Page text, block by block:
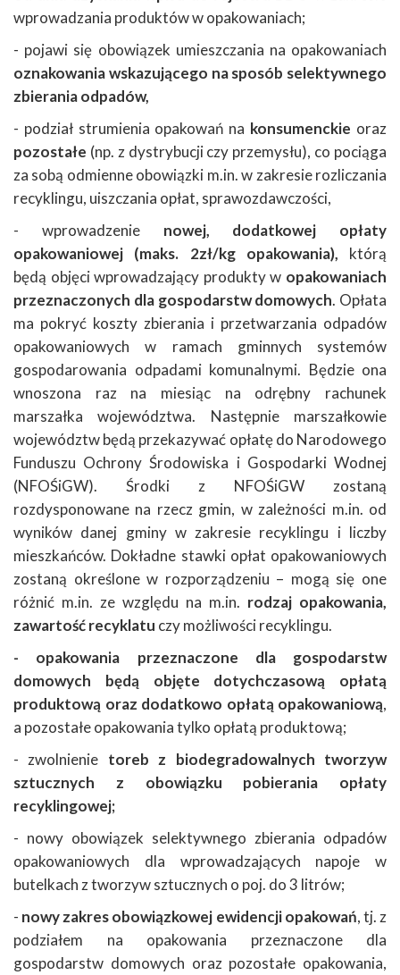
wprowadzania produktów w opakowaniach;
- pojawi się obowiązek umieszczania na opakowaniach
oznakowania wskazującego na sposób selektywnego
zbierania odpadów,
- podział strumienia opakowań na konsumenckie oraz
pozostałe (np. z dystrybucji czy przemysłu), co pociąga
za sobą odmienne obowiązki m.in. w zakresie rozliczania
recyklingu, uiszczania opłat, sprawozdawczości,
- wprowadzenie nowej, dodatkowej opłaty
opakowaniowej (maks. 2zł/kg opakowania), którą
będą objęci wprowadzający produkty w opakowaniach
przeznaczonych dla gospodarstw domowych. Opłata
ma pokryć koszty zbierania i przetwarzania odpadów
opakowaniowych w ramach gminnych systemów
gospodarowania odpadami komunalnymi. Będzie ona
wnoszona raz na miesiąc na odrębny rachunek
marszałka województwa. Następnie marszałkowie
województw będą przekazywać opłatę do Narodowego
Funduszu Ochrony Środowiska i Gospodarki Wodnej
(NFOŚiGW). Środki z NFOŚiGW zostaną
rozdysponowane na rzecz gmin, w zależności m.in. od
wyników danej gminy w zakresie recyklingu i liczby
mieszkańców. Dokładne stawki opłat opakowaniowych
zostaną określone w rozporządzeniu – mogą się one
różnić m.in. ze względu na m.in. rodzaj opakowania,
zawartość recyklatu czy możliwości recyklingu.
- opakowania przeznaczone dla gospodarstw
domowych będą objęte dotychczasową opłatą
produktową oraz dodatkowo opłatą opakowaniową,
a pozostałe opakowania tylko opłatą produktową;
- zwolnienie toreb z biodegradowalnych tworzyw
sztucznych z obowiązku pobierania opłaty
recyklingowej;
- nowy obowiązek selektywnego zbierania odpadów
opakowaniowych dla wprowadzających napoje w
butelkach z tworzyw sztucznych o poj. do 3 litrów;
- nowy zakres obowiązkowej ewidencji opakowań, tj. z
podziałem na opakowania przeznaczone dla
gospodarstw domowych oraz pozostałe opakowania,